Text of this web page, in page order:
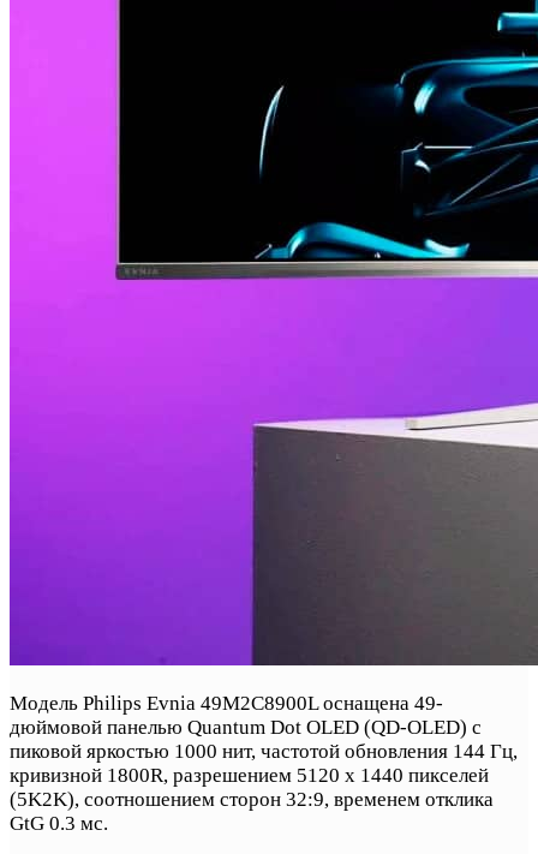
Модель Philips Evnia 49M2C8900L оснащена 49-
дюймовой панелью Quantum Dot OLED (QD-OLED) с
пиковой яркостью 1000 нит, частотой обновления 144 Гц,
кривизной 1800R, разрешением 5120 x 1440 пикселей
(5K2K), соотношением сторон 32:9, временем отклика
GtG 0.3 мс.